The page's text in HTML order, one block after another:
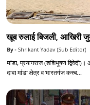
खूब रुलाई बिजली, आखिरी
Shrikant Yadav (Sub Editor)
मांडा, प्रयागराज (शशिभूषण
दावा मांडा क्षेत्र व भारतगंज कस्ब…